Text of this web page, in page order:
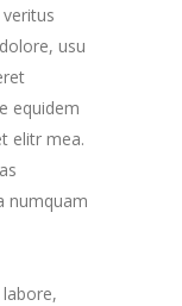
usu
equidem
elitr mea.
numquam